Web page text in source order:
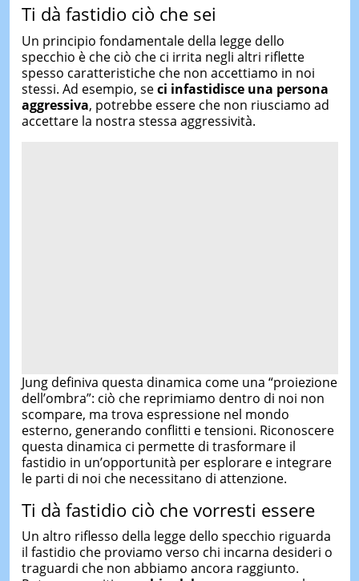
Ti dà fastidio ciò che sei
Un principio fondamentale della legge dello
specchio è che ciò che ci irrita negli altri riflette
spesso caratteristiche che non accettiamo in noi
stessi. Ad esempio, seci infastidisce una persona
aggressiva, potrebbe essere che non riusciamo ad
accettare la nostra stessa aggressività.
Jung definiva questa dinamica come una “proiezione
dell’ombra”: ciò che reprimiamo dentro di noi non
scompare, ma trova espressione nel mondo
esterno, generando conflitti e tensioni. Riconoscere
questa dinamica ci permette di trasformare il
fastidio in un’opportunità per esplorare e integrare
le parti di noi che necessitano di attenzione.
Ti dà fastidio ciò che vorresti essere
Un altro riflesso della legge dello specchio riguarda
il fastidio che proviamo verso chi incarna desideri o
traguardi che non abbiamo ancora raggiunto.